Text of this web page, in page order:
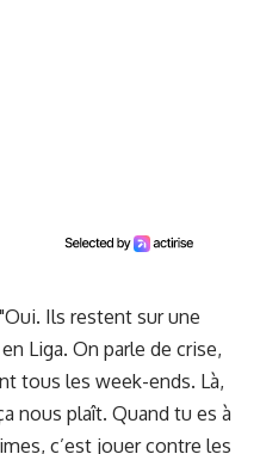
"Oui. Ils restent sur une
Liga. On parle de crise,
tous les week-ends. Là,
nous plaît. Quand tu es à
c’est jouer contre les